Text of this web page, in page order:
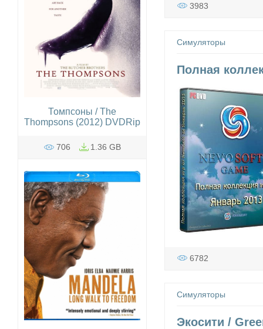
3983
Симуляторы
Полная
6782
Симуляторы
Экосити /
Томпсоны / The
Thompsons (2012) DVDRip
706 1.36 GB